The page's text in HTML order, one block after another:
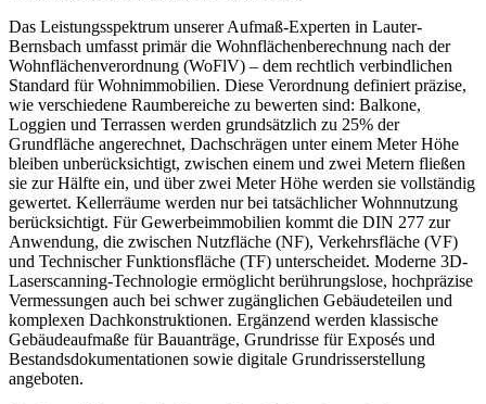
Das Leistungsspektrum unserer Aufmaß-Experten in Lauter-
Bernsbach umfasst primär die Wohnflächenberechnung nach der
Wohnflächenverordnung (WoFlV) – dem rechtlich verbindlichen
Standard für Wohnimmobilien. Diese Verordnung definiert präzise,
wie verschiedene Raumbereiche zu bewerten sind: Balkone,
Loggien und Terrassen werden grundsätzlich zu 25% der
Grundfläche angerechnet, Dachschrägen unter einem Meter Höhe
bleiben unberücksichtigt, zwischen einem und zwei Metern fließen
sie zur Hälfte ein, und über zwei Meter Höhe werden sie vollständig
gewertet. Kellerräume werden nur bei tatsächlicher Wohnnutzung
berücksichtigt. Für Gewerbeimmobilien kommt die DIN 277 zur
Anwendung, die zwischen Nutzfläche (NF), Verkehrsfläche (VF)
und Technischer Funktionsfläche (TF) unterscheidet. Moderne 3D-
Laserscanning-Technologie ermöglicht berührungslose, hochpräzise
Vermessungen auch bei schwer zugänglichen Gebäudeteilen und
komplexen Dachkonstruktionen. Ergänzend werden klassische
Gebäudeaufmaße für Bauanträge, Grundrisse für Exposés und
Bestandsdokumentationen sowie digitale Grundrisserstellung
angeboten.